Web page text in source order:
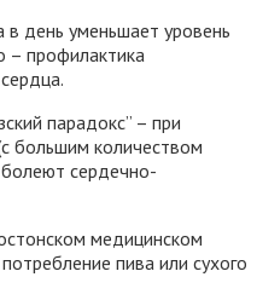
в день уменьшает уровень
– профилактика
парадокс” – при
большим количеством
сердечно-
медицинском
пива или сухого